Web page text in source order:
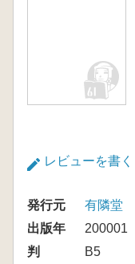
レビューを書く
発行元
有隣堂
出版年
200001
判
B5